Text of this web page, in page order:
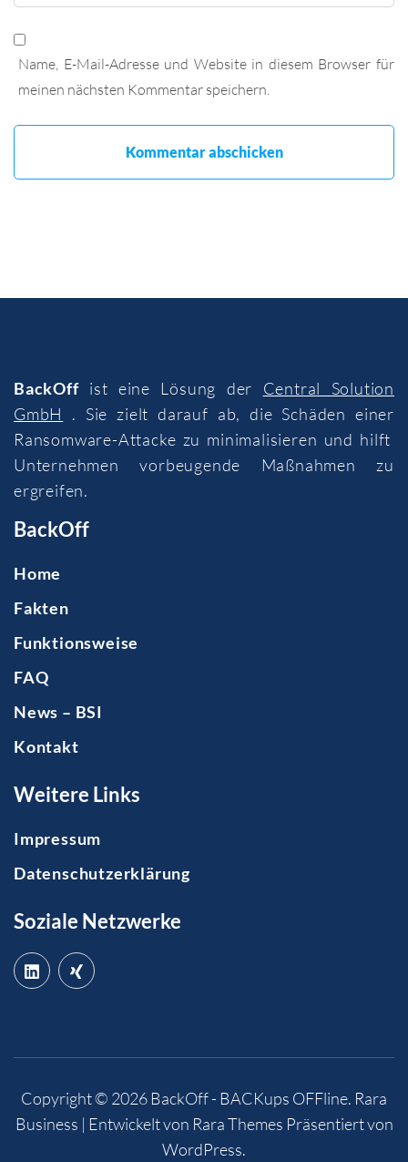
Name, E-Mail-Adresse und Website in diesem Browser für
meinen nächsten Kommentar speichern.
BackOffist eine Lösung der Central Solution
GmbH
. Sie zielt darauf ab, die Schäden einer
Ransomware-Attacke zu minimalisieren und hilft
Unternehmen vorbeugende Maßnahmen zu
ergreifen.
BackOff
Home
Fakten
Funktionsweise
FAQ
News – BSI
Kontakt
Weitere Links
Impressum
Datenschutzerklärung
Soziale Netzwerke
Copyright © 2026BackOff - BACKups OFFline. Rara
Business | Entwickelt von Rara Themes Präsentiert von
WordPress.